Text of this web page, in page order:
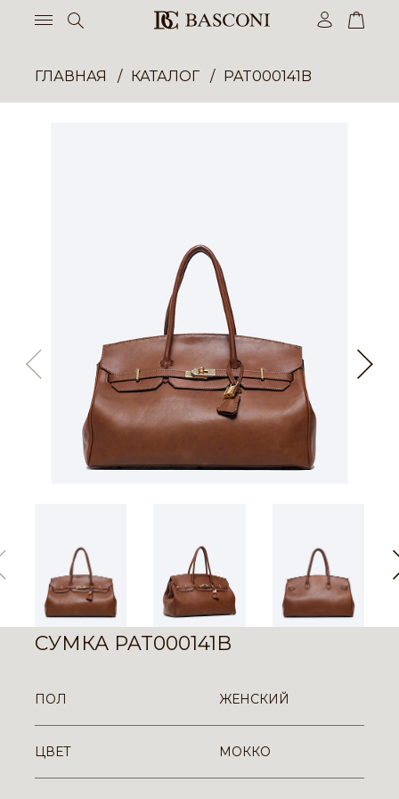
ГЛАВНАЯ КАТАЛОГ PAT000141B
СУМКА PAT000141B
ПОЛ ЖЕНСКИЙ
ЦВЕТ МОККО